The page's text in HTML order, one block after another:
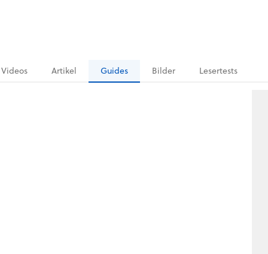
Videos Artikel Guides Bilder Lesertests